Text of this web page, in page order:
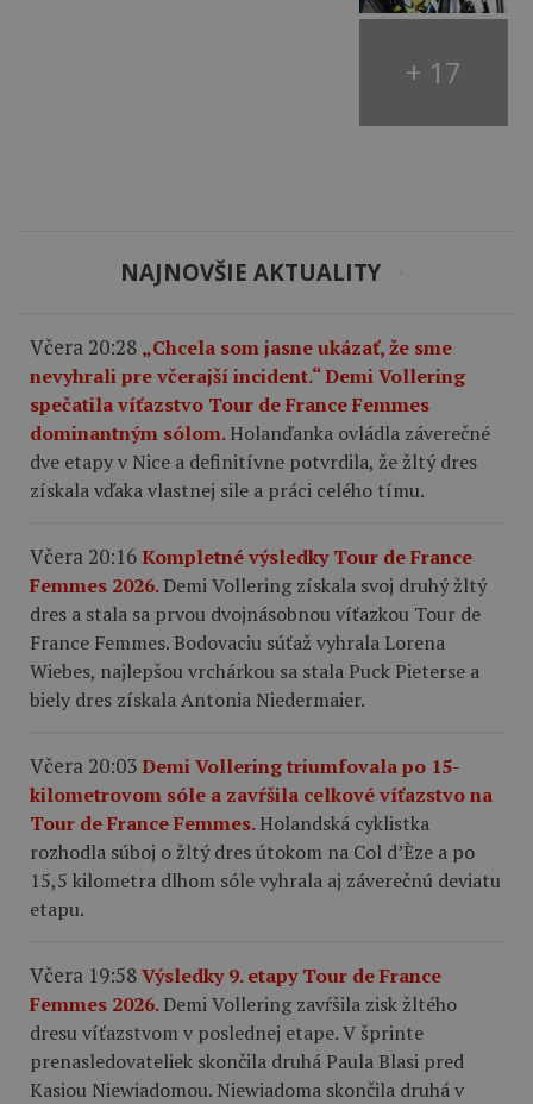
+ 17
NAJNOVŠIE AKTUALITY
Včera 20:28 „Chcela som jasne ukázať, že sme
nevyhrali pre včerajší incident.“ Demi Vollering
spečatila víťazstvo Tour de France Femmes
dominantným sólom.Holanďanka ovládla záverečné
dve etapy v Nice a definitívne potvrdila, že žltý dres
získala vďaka vlastnej sile a práci celého tímu.
Včera 20:16Kompletné výsledky Tour de France
Femmes 2026.Demi Vollering získala svoj druhý žltý
dres a stala sa prvou dvojnásobnou víťazkou Tour de
France Femmes. Bodovaciu súťaž vyhrala Lorena
Wiebes, najlepšou vrchárkou sa stala Puck Pieterse a
biely dres získala Antonia Niedermaier.
Včera 20:03Demi Vollering triumfovala po 15-
kilometrovom sóle a zavŕšila celkové víťazstvo na
Tour de France Femmes.Holandská cyklistka
rozhodla súboj o žltý dres útokom na Col d’Èze a po
15,5 kilometra dlhom sóle vyhrala aj záverečnú deviatu
etapu.
Včera 19:58Výsledky 9. etapy Tour de France
Femmes 2026.Demi Vollering zavŕšila zisk žltého
dresu víťazstvom v poslednej etape. V šprinte
prenasledovateliek skončila druhá Paula Blasi pred
Kasiou Niewiadomou. Niewiadoma skončila druhá v